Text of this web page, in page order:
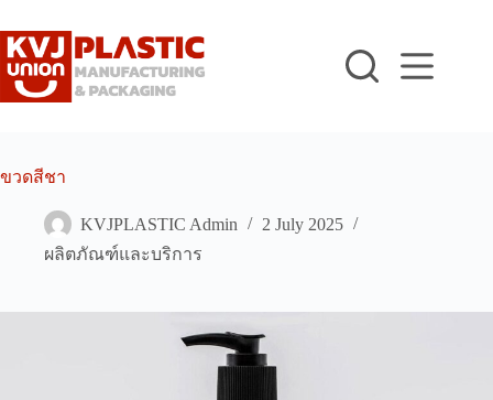
to
content
ขวดสีชา
KVJPLASTIC Admin
2 July 2025
ผลิตภัณฑ์และบริการ